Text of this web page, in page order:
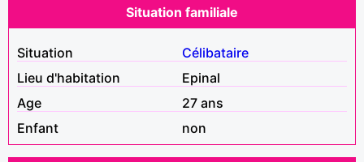
Situation familiale
Situation
Célibataire
Lieu d'habitation
Epinal
Age
27 ans
Enfant
non